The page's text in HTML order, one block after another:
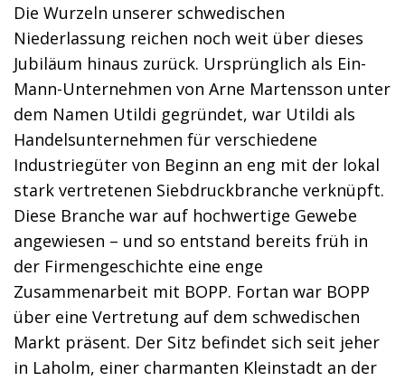
Die Wurzeln unserer schwedischen
Niederlassung reichen noch weit über dieses
Jubiläum hinaus zurück. Ursprünglich als Ein-
Mann-Unternehmen von Arne Martensson unter
dem Namen Utildi gegründet, war Utildi als
Handelsunternehmen für verschiedene
Industriegüter von Beginn an eng mit der lokal
stark vertretenen Siebdruckbranche verknüpft.
Diese Branche war auf hochwertige Gewebe
angewiesen – und so entstand bereits früh in
der Firmengeschichte eine enge
Zusammenarbeit mit BOPP. Fortan war BOPP
über eine Vertretung auf dem schwedischen
Markt präsent. Der Sitz befindet sich seit jeher
in Laholm, einer charmanten Kleinstadt an der